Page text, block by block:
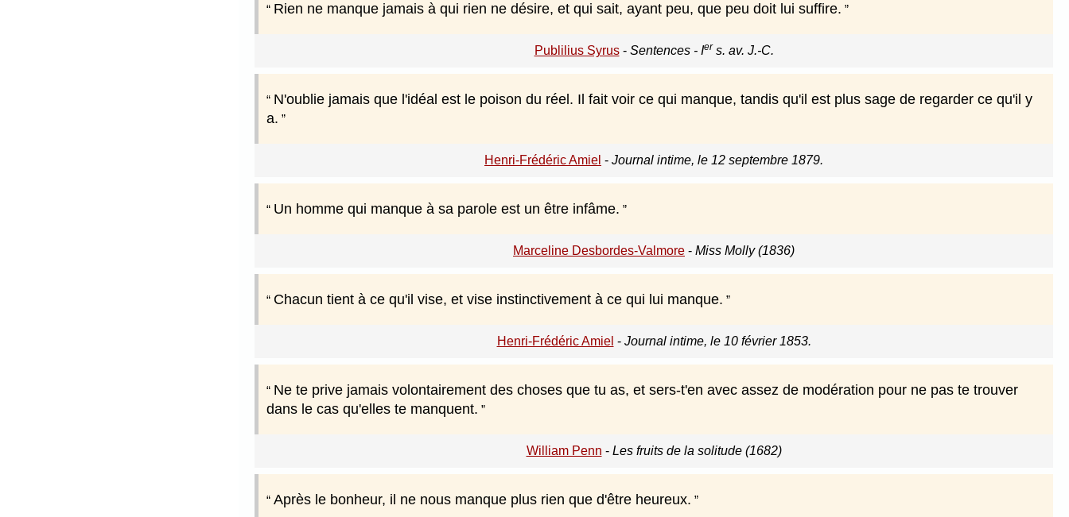
Rien ne manque jamais à qui rien ne désire, et qui sait, ayant peu, que peu doit lui suffire.
Publilius Syrus- Sentences - Ier s. av. J.-C.
N'oublie jamais que l'idéal est le poison du réel. Il fait voir ce qui manque, tandis qu'il est plus sage de regarder ce qu'il y
a.
Henri-Frédéric Amiel - Journal intime, le 12 septembre 1879.
Un homme qui manque à sa parole est un être infâme.
Marceline Desbordes-Valmore - Miss Molly (1836)
Chacun tient à ce qu'il vise, et vise instinctivement à ce qui lui manque.
Henri-Frédéric Amiel - Journal intime, le 10 février 1853.
Ne te prive jamais volontairement des choses que tu as, et sers-t'en avec assez de modération pour ne pas te trouver
dans le cas qu'elles te manquent.
William Penn - Les fruits de la solitude (1682)
Après le bonheur, il ne nous manque plus rien que d'être heureux.